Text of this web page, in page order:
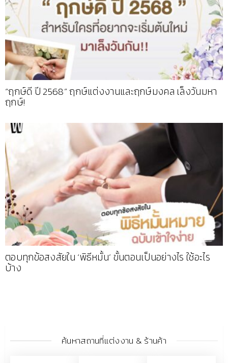
“ฤกษ์ดี ปี 2568” ฤกษ์แต่งงานและฤกษ์มงคล เล็งวันมหา
ฤกษ์!
ตอบทุกข้อสงสัยใน ‘พิธีหมั้น’ ขั้นตอนเป็นอย่างไร ใช้อะไร
บ้าง
ค้นหาสถานที่แต่งงาน & ร้านค้า